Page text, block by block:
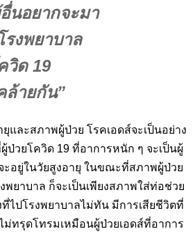
นอยากจะมา
รงพยาบาล
วิด 19
ล้ายกัน”
และสภาพผู้ป่วย โรคเอดส์จะเป็นอย่าง
วยโควิด 19 ที่อาการหนัก ๆ จะเป็นผู้
ะอยู่ในวัยสูงอายุ ในขณะที่สภาพผู้ป่วย
ยาบาล ก็จะเป็นเพียงสภาพใส่ท่อช่วย
ไปโรงพยาบาลไม่ทัน มีการเสียชีวิตที่
ม่ทรุดโทรมเหมือนผู้ป่วยเอดส์ที่อาการ